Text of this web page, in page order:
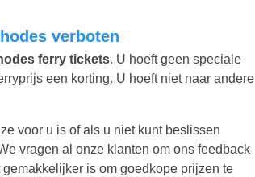
verboten
ferry tickets. U hoeft geen speciale
een korting. U hoeft niet naar andere
voor u is of als u niet kunt beslissen
vragen al onze klanten om ons feedback
is om goedkope prijzen te